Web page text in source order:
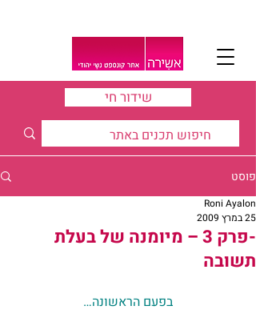
שידור חי
פוסט
-פרק 3 – מיומנה של בעלת
תשובה
Roni Ayalon
25 במרץ 2009
בפעם הראשונה…